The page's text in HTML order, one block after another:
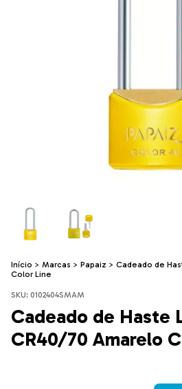
Início > Marcas > Papaiz > Cadeado de
Color Line
SKU: 0102404SMAM
Cadeado de Haste
CR40/70 Amarelo